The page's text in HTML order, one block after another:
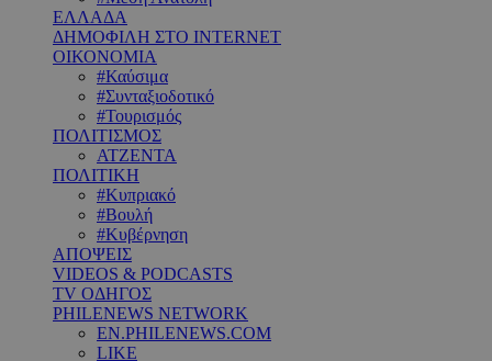
ΕΛΛΑΔΑ
ΔΗΜΟΦΙΛΗ ΣΤΟ INTERNET
ΟΙΚΟΝΟΜΙΑ
#Καύσιμα
#Συνταξιοδοτικό
#Τουρισμός
ΠΟΛΙΤΙΣΜΟΣ
ΑΤΖΕΝΤΑ
ΠΟΛΙΤΙΚΗ
#Κυπριακό
#Βουλή
#Κυβέρνηση
ΑΠΟΨΕΙΣ
VIDEOS & PODCASTS
TV ΟΔΗΓΟΣ
PHILENEWS NETWORK
EN.PHILENEWS.COM
LIKE